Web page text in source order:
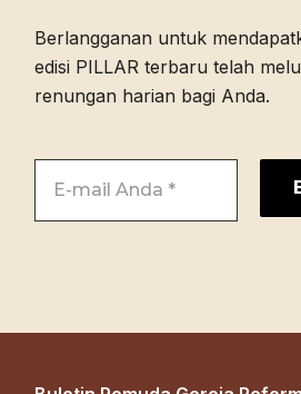
Berlangganan untuk
edisi PILLAR terbaru telah
renungan harian bagi Anda.